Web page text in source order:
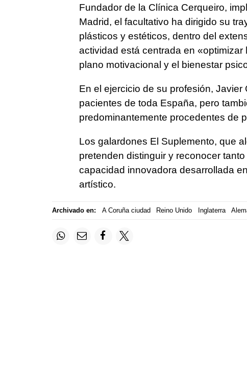
Fundador de la Clínica Cerqueiro,
Madrid, el facultativo ha dirigido su
plásticos y estéticos, dentro del
actividad está centrada en
plano motivacional y el bienestar
En el ejercicio de su profesión,
pacientes de toda España, pero
predominantemente procedentes de
Los galardones El Suplemento, que
pretenden distinguir y reconocer
capacidad innovadora desarrollada
artístico.
Archivado en: A Coruña ciudad Reino Unido Inglaterra